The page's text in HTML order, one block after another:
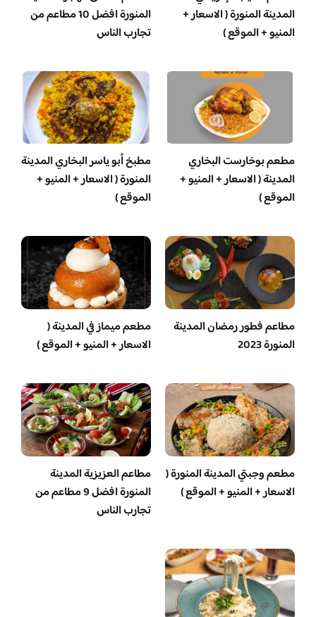
المدينة المنورة ( الاسعار +
المنيو + الموقع )
المنورة افضل 10 مطاعم من
تجارب الناس
مطعم بوخارست البخاري
المدينة ( الاسعار + المنيو +
الموقع )
مطبخ أبو ياسر البخاري المدينة
المنورة ( الاسعار + المنيو +
الموقع )
مطاعم فطور رمضان المدينة
المنورة 2023
مطعم ميماز في المدينة (
الاسعار + المنيو + الموقع )
مطعم وجبتي المدينة المنورة (
الاسعار + المنيو + الموقع )
مطاعم العزيزية المدينة
المنورة افضل 9 مطاعم من
تجارب الناس